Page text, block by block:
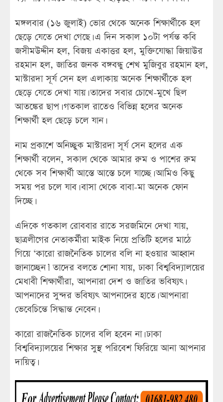
মঙ্গলবার (১৬ জুলাই) ভোর থেকে অনেক শিক্ষার্থীকে হল
ছেড়ে যেতে দেখা গেছে। এ দিন সকাল ১০টা পর্যন্ত কবি
জসীমউদ্দীন হল, বিজয় একাত্তর হল, মুক্তিযোদ্ধা জিয়াউর
রহমান হল, জাতির জনক বঙ্গবন্ধু শেখ মুজিবুর রহমান হল,
মাস্টারদা সূর্য সেন হল এলাকায় অনেক শিক্ষার্থীকে হল
ছেড়ে যেতে দেখা যায়। তাদের সবার চোখে-মুখে ছিল
আতঙ্কের ছাপ। গতকাল রাতেও বিভিন্ন হলের অনেক
শিক্ষার্থী হল ছেড়ে চলে যান।
নাম প্রকাশে অনিচ্ছুক মাস্টারদা সূর্য সেন হলের এক
শিক্ষার্থী বলেন, সকাল থেকে আমার রুম ও পাশের রুম
থেকে সব শিক্ষার্থী আস্তে আস্তে চলে যাচ্ছে। আমিও কিছু
সময় পর চলে যাব। বাসা থেকে বাবা-মা অনেক ফোন
দিচ্ছে।
এদিকে গতকাল রোববার রাতে সরজমিনে দেখা যায়,
ছাত্রলীগের নেতাকর্মীরা মাইক নিয়ে প্রতিটি হলের মাঠে
গিয়ে ‘কারো রাজনৈতিক চালের বলি না হওয়ার আহ্বান
জানাচ্ছেন।’ তাদের বলতে শোনা যায়, ঢাকা বিশ্ববিদ্যালয়ের
মেধাবী শিক্ষার্থীরা, আপনারা দেশ ও জাতির ভবিষ্যৎ।
আপনাদের সুন্দর ভবিষ্যৎ আপনাদের হাতে। আপনারা
ভেবেচিন্তে সিদ্ধান্ত নেবেন।
কারো রাজনৈতিক চালের বলি হবেন না। ঢাকা
বিশ্ববিদ্যালয়ের শিক্ষার সুস্থ পরিবেশ ফিরিয়ে আনা আপনার
দায়িত্ব।